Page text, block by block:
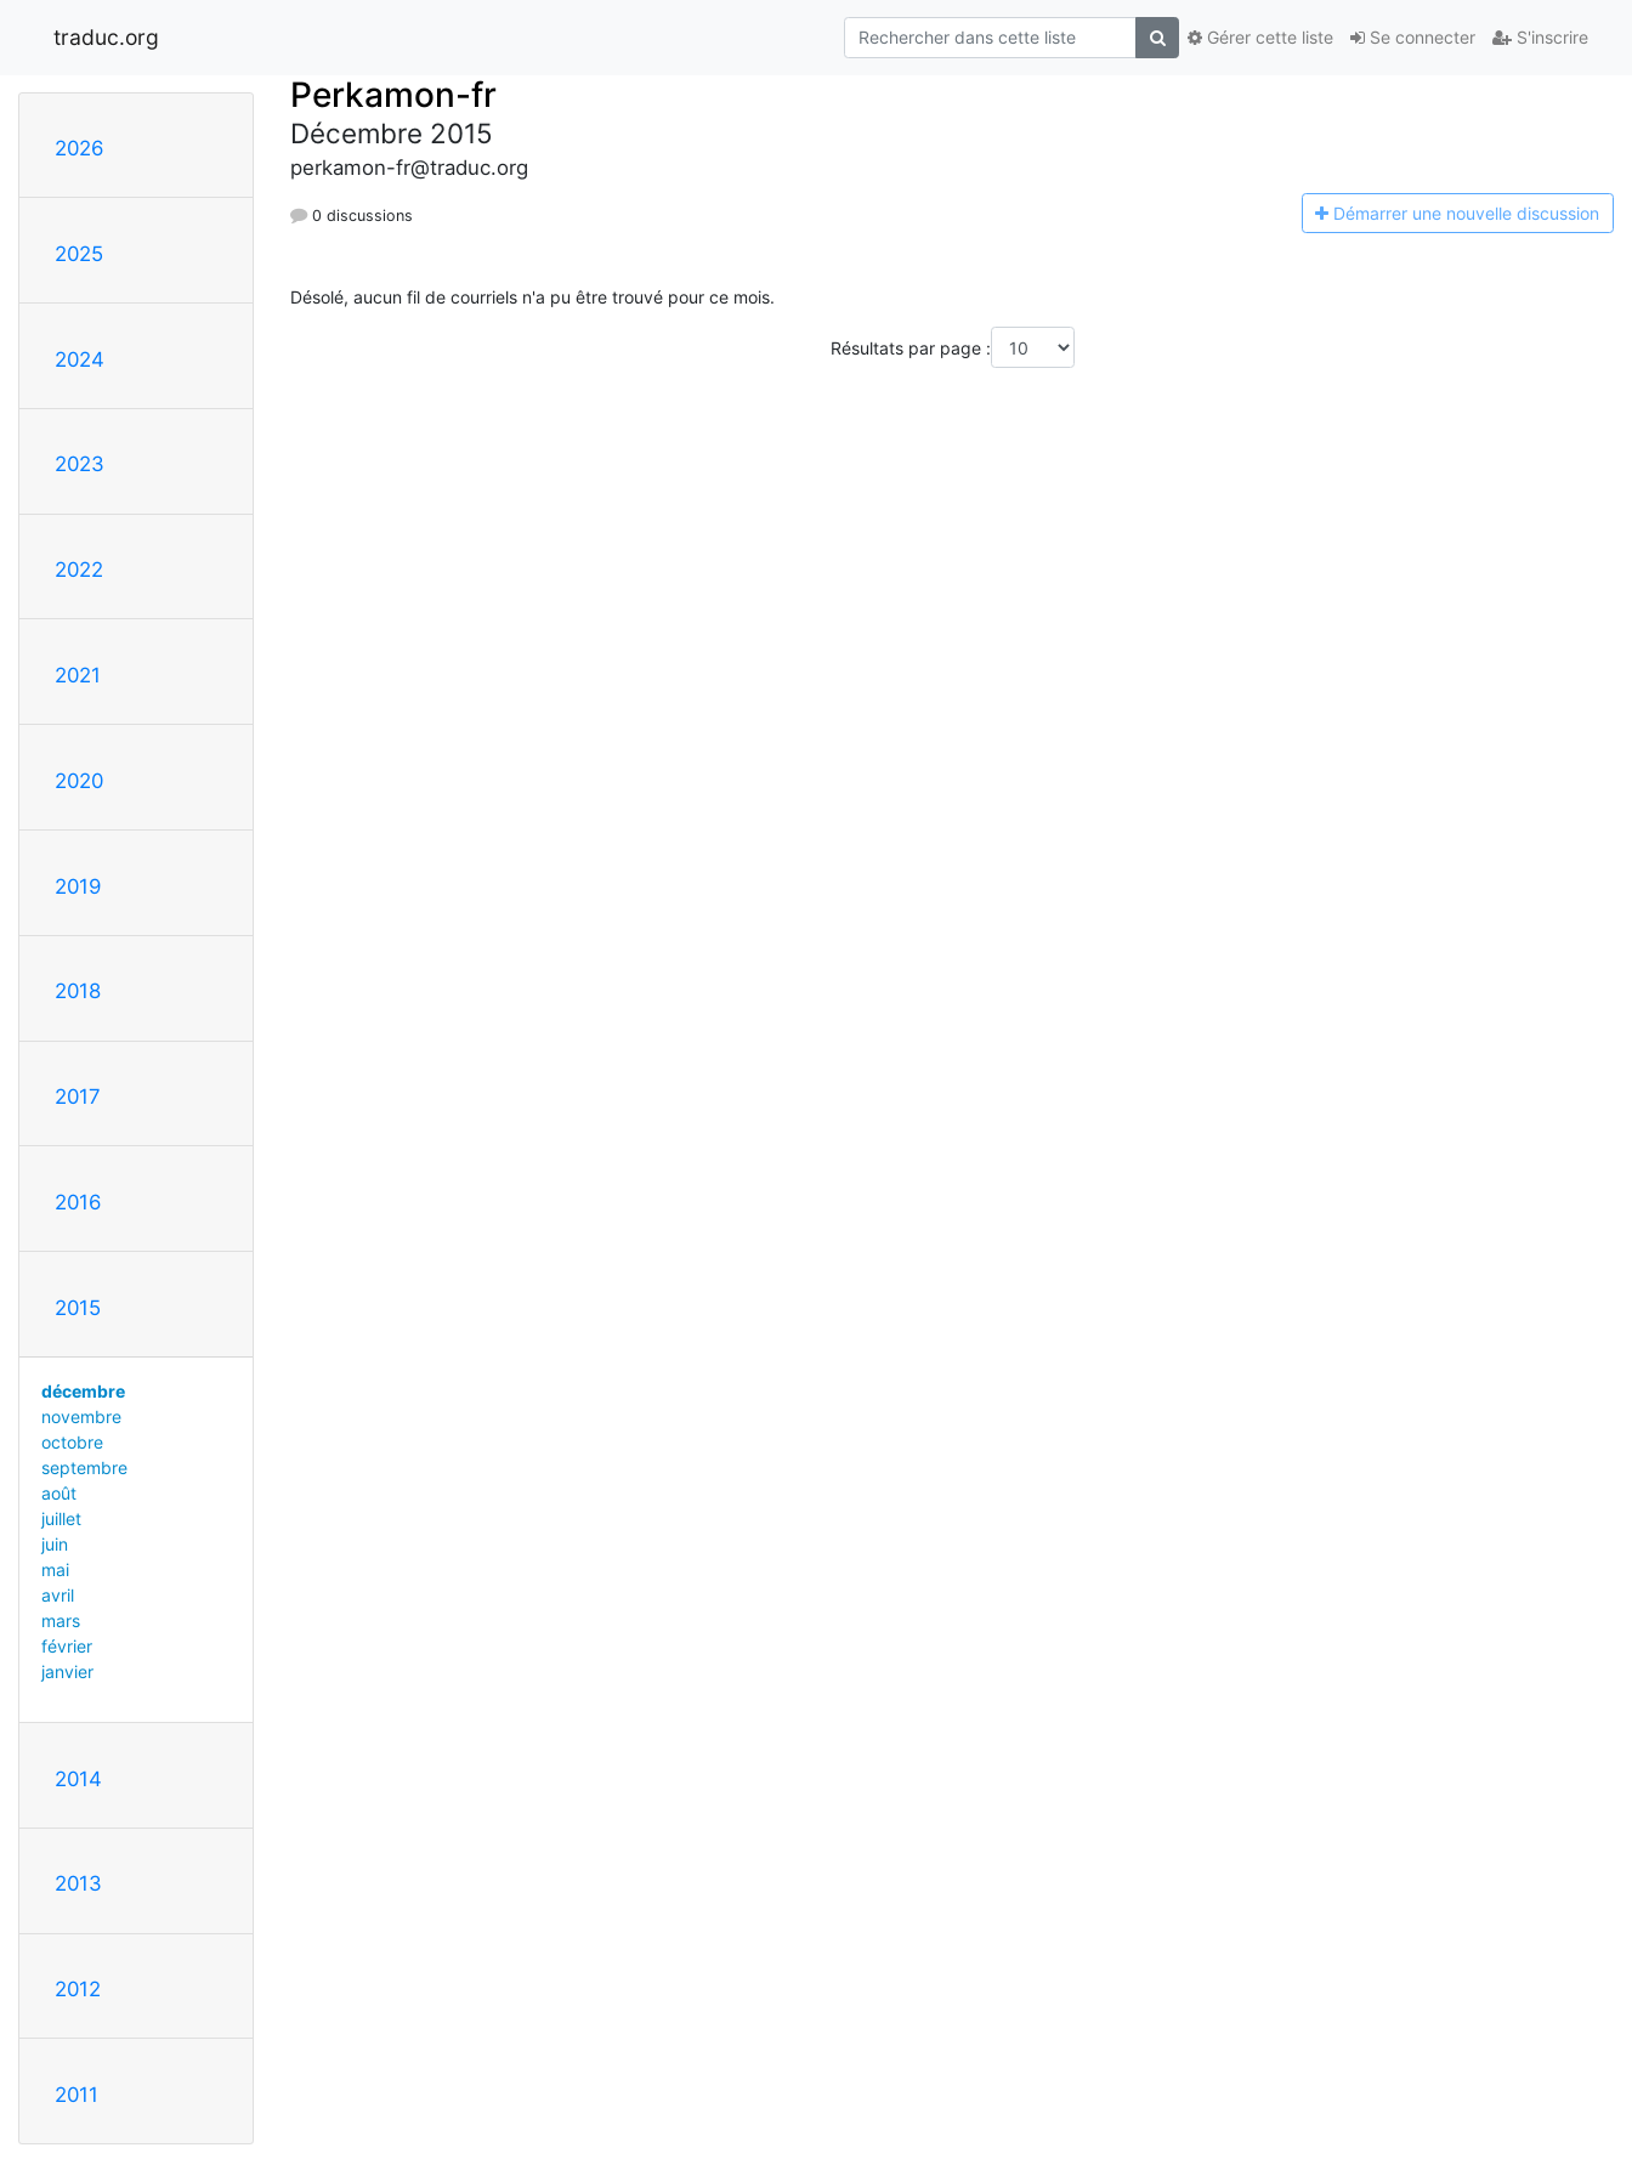
traduc.org Se connecter S'inscrire
Gérer cette liste
2026
2025
2024
2023
2022
2021
2020
2019
2018
2017
2016
2015
décembre
novembre
octobre
septembre
août
juillet
juin
mai
avril
mars
février
janvier
2014
2013
2012
2011
Perkamon-fr
Décembre 2015
perkamon-fr@traduc.org
0 discussions Démarrer une nouvelle discussion
Désolé, aucun fil de courriels n'a pu être trouvé pour ce mois.
Résultats par page :